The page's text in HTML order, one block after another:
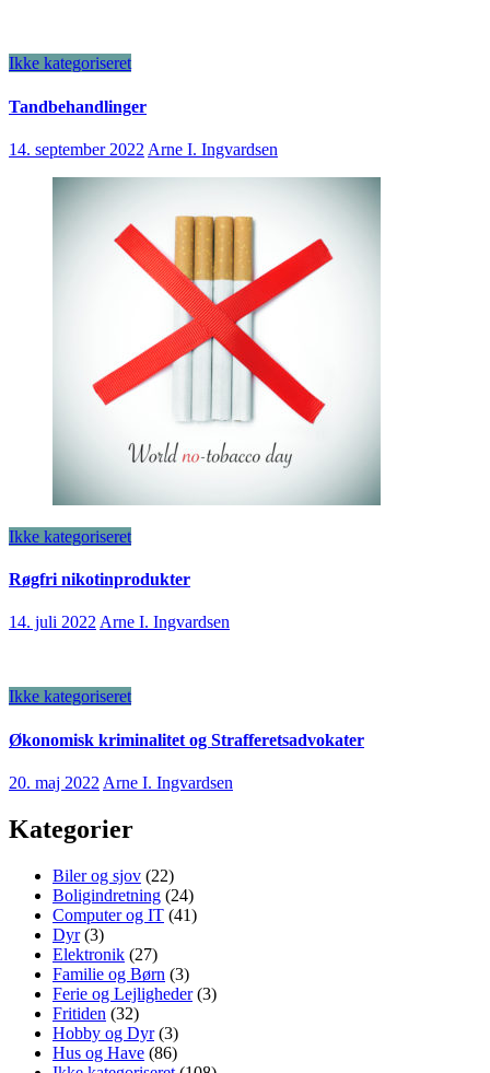
Ikke kategoriseret
Tandbehandlinger
14. september 2022 Arne I. Ingvardsen
Ikke kategoriseret
Røgfri nikotinprodukter
14. juli 2022 Arne I. Ingvardsen
Ikke kategoriseret
Økonomisk kriminalitet og Strafferetsadvokater
20. maj 2022 Arne I. Ingvardsen
Kategorier
Biler og sjov (22)
Boligindretning (24)
Computer og IT (41)
Dyr(3)
Elektronik (27)
Familie og Børn (3)
Ferie og Lejligheder(3)
Fritiden (32)
Hobby og Dyr(3)
Hus og Have (86)